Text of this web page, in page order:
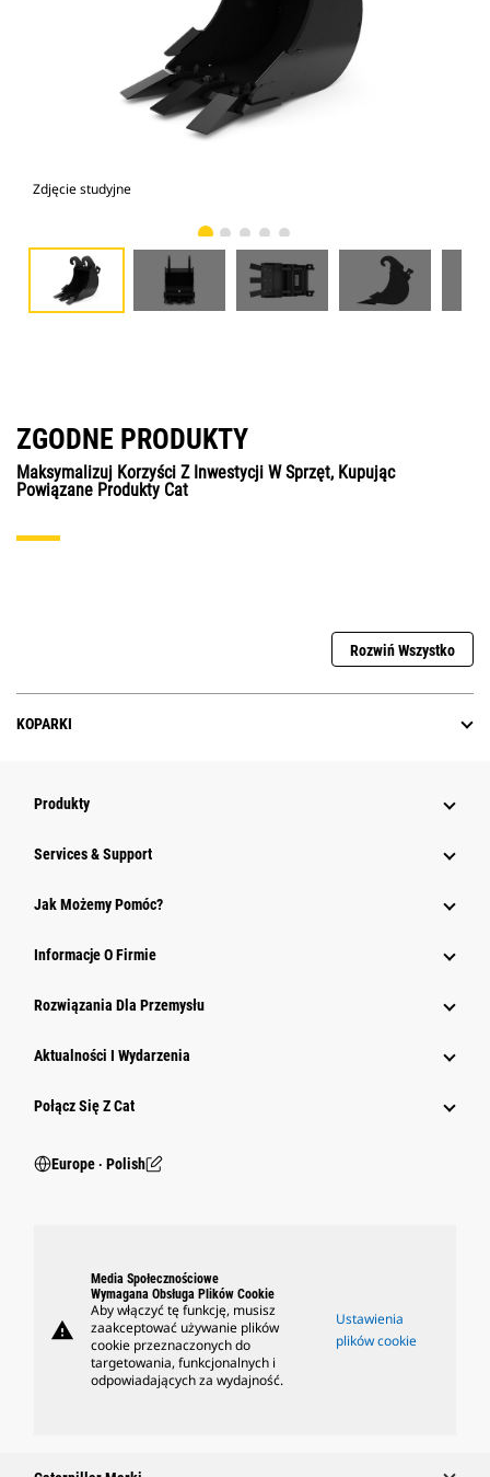
Zdjęcie studyjne
ZGODNE PRODUKTY
Maksymalizuj Korzyści Z Inwestycji W Sprzęt, Kupując
Powiązane Produkty Cat
Rozwiń Wszystko
KOPARKI
Produkty
Services & Support
Jak Możemy Pomóc?
Informacje O Firmie
Rozwiązania Dla Przemysłu
Aktualności I Wydarzenia
Połącz Się Z Cat
Europe ‧ Polish
warning
Media Społecznościowe
Wymagana Obsługa Plików Cookie
Aby włączyć tę funkcję, musisz
zaakceptować używanie plików
cookie przeznaczonych do
targetowania, funkcjonalnych i
odpowiadających za wydajność.
Ustawienia
plików cookie